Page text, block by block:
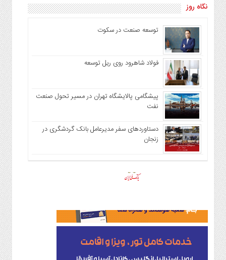
نگاه روز
توسعه صنعت در سکوت
فولاد شاهرود روی ریل توسعه
پیشگامی پالایشگاه تهران در مسیر تحول صنعت
نفت
دستاوردهای سفر مدیرعامل بانک گردشگری در
زنجان